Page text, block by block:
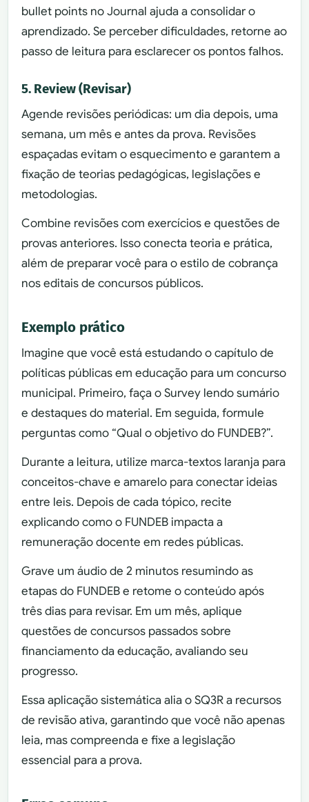
bullet points no Journal ajuda a consolidar o
aprendizado. Se perceber dificuldades, retorne ao
passo de leitura para esclarecer os pontos falhos.
5. Review (Revisar)
Agende revisões periódicas: um dia depois, uma
semana, um mês e antes da prova. Revisões
espaçadas evitam o esquecimento e garantem a
fixação de teorias pedagógicas, legislações e
metodologias.
Combine revisões com exercícios e questões de
provas anteriores. Isso conecta teoria e prática,
além de preparar você para o estilo de cobrança
nos editais de concursos públicos.
Exemplo prático
Imagine que você está estudando o capítulo de
políticas públicas em educação para um concurso
municipal. Primeiro, faça o Survey lendo sumário
e destaques do material. Em seguida, formule
perguntas como “Qual o objetivo do FUNDEB?”.
Durante a leitura, utilize marca-textos laranja para
conceitos-chave e amarelo para conectar ideias
entre leis. Depois de cada tópico, recite
explicando como o FUNDEB impacta a
remuneração docente em redes públicas.
Grave um áudio de 2 minutos resumindo as
etapas do FUNDEB e retome o conteúdo após
três dias para revisar. Em um mês, aplique
questões de concursos passados sobre
financiamento da educação, avaliando seu
progresso.
Essa aplicação sistemática alia o SQ3R a recursos
de revisão ativa, garantindo que você não apenas
leia, mas compreenda e fixe a legislação
essencial para a prova.